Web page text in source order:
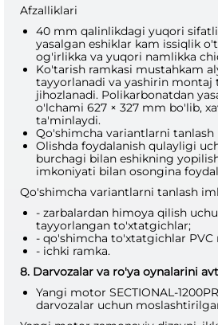
Afzalliklari
40 mm qalinlikdagi yuqori
yasalgan eshiklar kam issiqlik
og'irlikka va yuqori namlikka
Ko'tarish ramkasi mustahkam
tayyorlanadi va yashirin montaj
jihozlanadi. Polikarbonatdan
o'lchami 627 × 327 mm bo'lib,
ta'minlaydi.
Qo'shimcha variantlarni
Olishda foydalanish qulayligi
burchagi bilan eshikning
imkoniyati bilan osongina
Qo'shimcha variantlarni tanlash
- zarbalardan himoya qilish
tayyorlangan to'xtatgichlar;
- qo'shimcha to'xtatgichlar PVC
- ichki ramka.
8. Darvozalar va ro'ya oynalarini
Yangi motor SECTIONAL-
darvozalar uchun